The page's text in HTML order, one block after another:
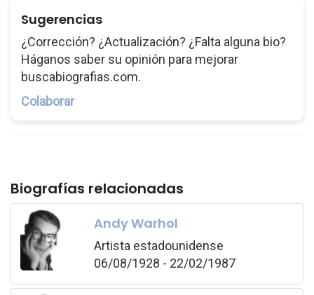
Sugerencias
¿Corrección? ¿Actualización? ¿Falta alguna bio?
Háganos saber su opinión para mejorar
buscabiografias.com.
Colaborar
Biografías relacionadas
Andy Warhol
Artista estadounidense
06/08/1928 - 22/02/1987